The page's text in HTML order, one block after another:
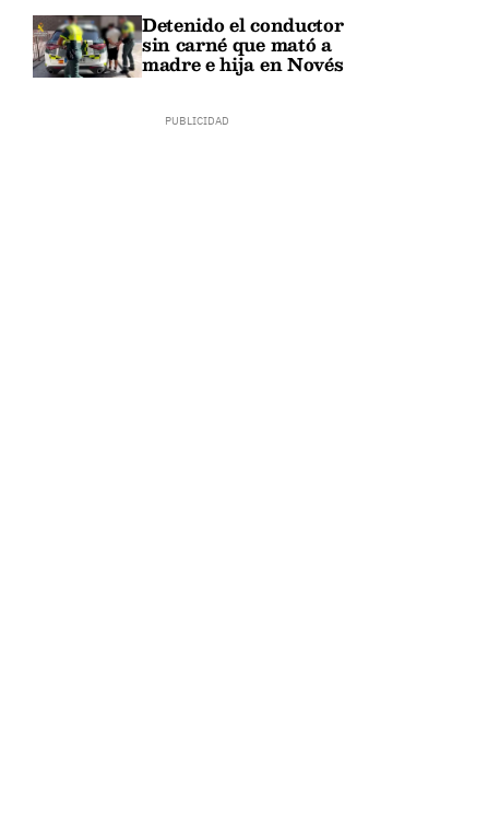
Detenido el conductor
sin carné que mató a
madre e hija en Novés